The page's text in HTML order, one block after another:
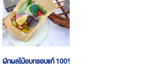
ผักผลไม้อบกรอบแท้ 100%